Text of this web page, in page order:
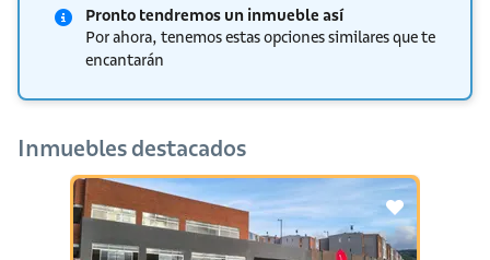
Pronto tendremos un inmueble así
Por ahora, tenemos estas opciones similares que te
encantarán
Inmuebles destacados